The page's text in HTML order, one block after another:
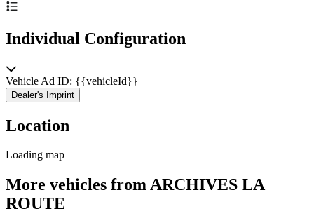
Individual Configuration
Vehicle Ad ID: {{vehicleId}}
Dealer's Imprint
Location
Loading map
More vehicles from ARCHIVES LA
ROUTE